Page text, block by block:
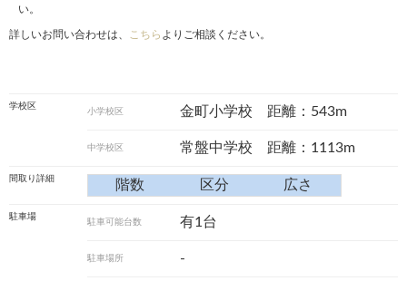
い。
詳しいお問い合わせは、 こちら よりご相談ください。
学校区
小学校区 金町小学校 距離：543m
中学校区 常盤中学校 距離：1113m
間取り詳細 階数 区分 広さ
駐車場
駐車可能台数 有1台
駐車場所 -